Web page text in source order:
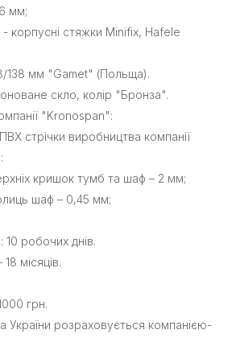
мм;
корпусні стяжки Minifix, Hafele
138 мм "Gamet" (Польща).
скло, колір "Бронза".
"Kronospan":
стрічки виробництва компанії
кришок тумб та шаф – 2 мм;
шаф – 0,45 мм;
робочих днів.
місяців.
грн.
України розраховується компанією-